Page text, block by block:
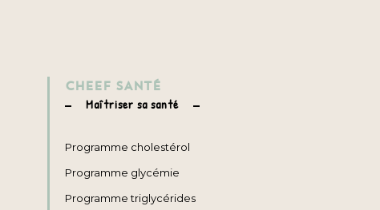
CHEEF SANTÉ
Maîtriser sa santé
Programme cholestérol
Programme glycémie
Programme triglycérides